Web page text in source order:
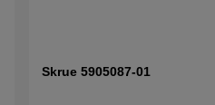
Skrue 5905087-01